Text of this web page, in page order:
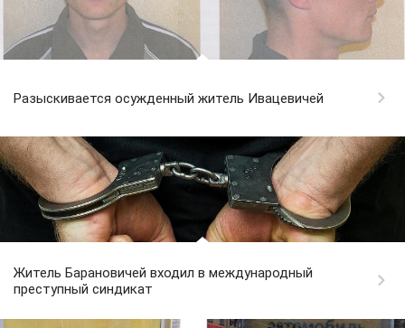
Разыскивается осужденный житель Ивацевичей
Житель Барановичей входил в международный
преступный синдикат